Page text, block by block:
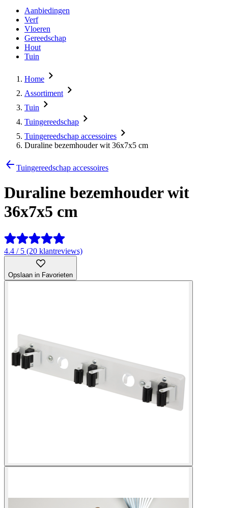
Aanbiedingen
Verf
Vloeren
Gereedschap
Hout
Tuin
Home
Assortiment
Tuin
Tuingereedschap
Tuingereedschap accessoires
Duraline bezemhouder wit 36x7x5 cm
Tuingereedschap accessoires
Duraline bezemhouder wit
36x7x5 cm
4.4 / 5 (20 klantreviews)
Opslaan in Favorieten